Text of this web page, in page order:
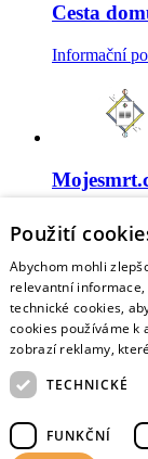
Cesta
Informační
Sestavte si
představy o
Data o
Použití
Abychom mohli
relevantní informace,
technické cookies,
cookies používáme k
zobrazí reklamy,
TECHNICKÉ
FUNKČNÍ